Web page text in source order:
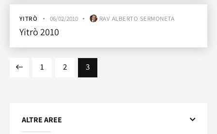
YITRÒ 06/02/2010 RAV ALBERTO SERMONETA
Yitrò 2010
1 2 3
ALTRE AREE